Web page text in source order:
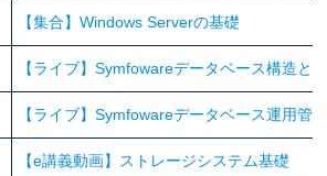
【集合】Windows Serverの基礎
【ライブ】Symfowareデータベース構造と
【ライブ】Symfowareデータベース運用管
【e講義動画】ストレージシステム基礎